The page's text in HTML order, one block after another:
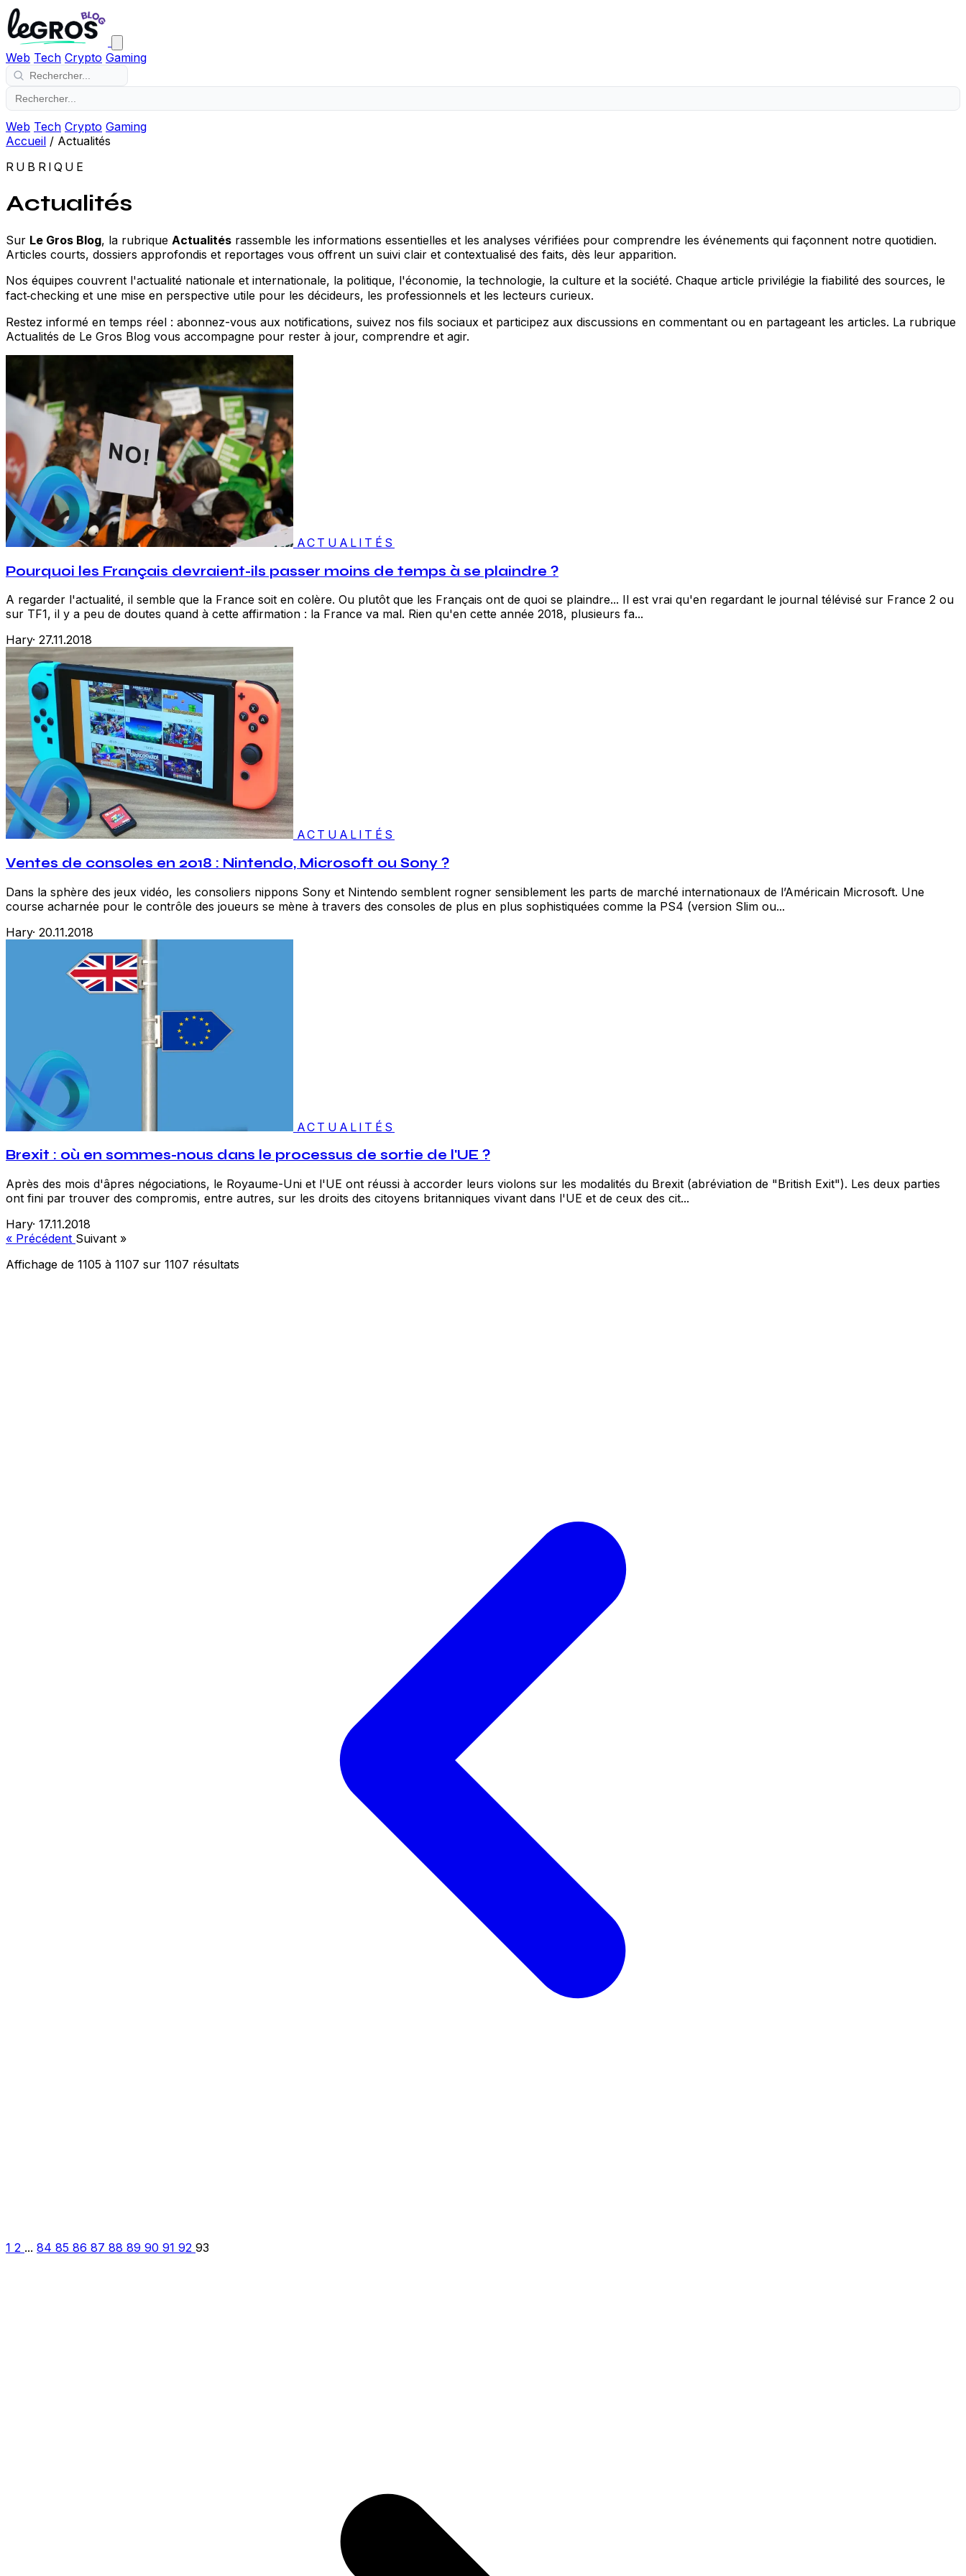
Web Tech Crypto Gaming
Web Tech Crypto Gaming
Accueil / Actualités
RUBRIQUE
Actualités
Sur Le Gros Blog, la rubrique Actualités rassemble les informations essentielles et les analyses vérifiées pour comprendre les événements qui façonnent notre quotidien.
Articles courts, dossiers approfondis et reportages vous offrent un suivi clair et contextualisé des faits, dès leur apparition.
Nos équipes couvrent l'actualité nationale et internationale, la politique, l'économie, la technologie, la culture et la société. Chaque article privilégie la fiabilité des sources, le
fact‑checking et une mise en perspective utile pour les décideurs, les professionnels et les lecteurs curieux.
Restez informé en temps réel : abonnez-vous aux notifications, suivez nos fils sociaux et participez aux discussions en commentant ou en partageant les articles. La rubrique
Actualités de Le Gros Blog vous accompagne pour rester à jour, comprendre et agir.
ACTUALITÉS
Pourquoi les Français devraient-ils passer moins de temps à se plaindre ?
A regarder l'actualité, il semble que la France soit en colère. Ou plutôt que les Français ont de quoi se plaindre... Il est vrai qu'en regardant le journal télévisé sur France 2 ou
sur TF1, il y a peu de doutes quand à cette affirmation : la France va mal. Rien qu'en cette année 2018, plusieurs fa...
Hary· 27.11.2018
ACTUALITÉS
Ventes de consoles en 2018 : Nintendo, Microsoft ou Sony ?
Dans la sphère des jeux vidéo, les consoliers nippons Sony et Nintendo semblent rogner sensiblement les parts de marché internationaux de l’Américain Microsoft. Une
course acharnée pour le contrôle des joueurs se mène à travers des consoles de plus en plus sophistiquées comme la PS4 (version Slim ou...
Hary· 20.11.2018
ACTUALITÉS
Brexit : où en sommes-nous dans le processus de sortie de l'UE ?
Après des mois d'âpres négociations, le Royaume-Uni et l'UE ont réussi à accorder leurs violons sur les modalités du Brexit (abréviation de "British Exit"). Les deux parties
ont fini par trouver des compromis, entre autres, sur les droits des citoyens britanniques vivant dans l'UE et de ceux des cit...
Hary· 17.11.2018
« Précédent Suivant »
Affichage de 1105 à 1107 sur 1107 résultats
1 2 ... 84 85 86 87 88 89 90 91 92 93